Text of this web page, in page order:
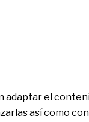
873, Hoja B-
adaptar el
así como